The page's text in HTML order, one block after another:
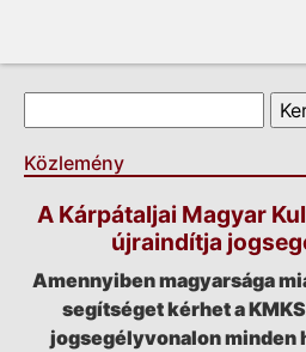
Keresés űrlap
Keresés
Közlemény
A Kárpátaljai Magyar
újraindítja
Amennyiben magyarsága
segítséget kérhet a
jogsegélyvonalon minden